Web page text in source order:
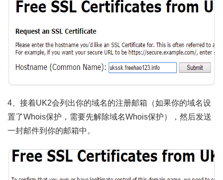
4、接着UK2会列出你的域名的注册邮箱（如果你的域名设
置了Whois保护，需要先解除域名Whois保护），然后发送
一封邮件到你的邮箱中。